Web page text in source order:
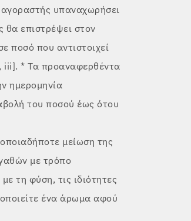
υπαναχωρήσει
θα επιστρέψει στον
ποσό που αντιστοιχεί
iii]. * Τα προαναφερθέντα
ημερομηνία
του ποσού έως ότου
μείωση της
με τρόπο
τη φύση, τις ιδιότητες
ένα άρωμα αφού